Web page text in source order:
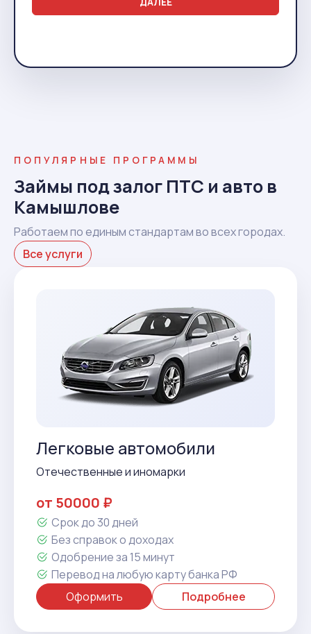
ПОПУЛЯРНЫЕ ПРОГРАММЫ
Займы под залог ПТС и авто в
Камышлове
Работаем по единым стандартам во всех городах.
Все услуги
Легковые автомобили
Отечественные и иномарки
от 50000 ₽
Срок до 30 дней
Без справок о доходах
Одобрение за 15 минут
Перевод на любую карту банка РФ
Оформить
Подробнее